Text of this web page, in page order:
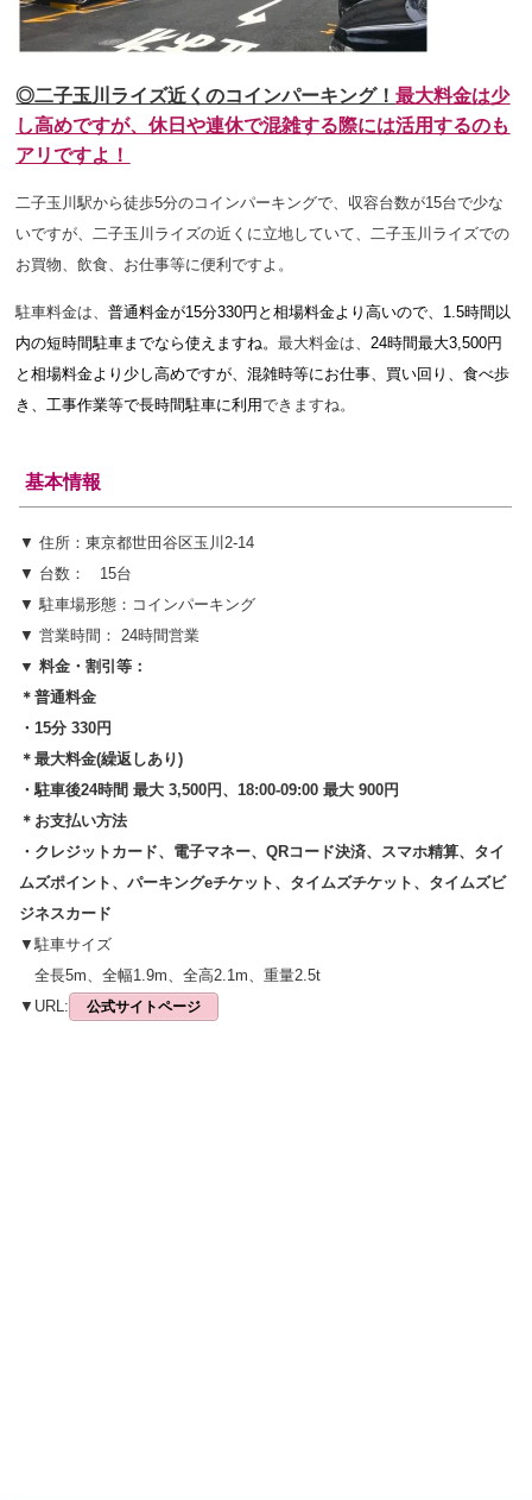
◎二子玉川ライズ近くのコインパーキング！最大料金は少
し高めですが、休日や連休で混雑する際には活用するのも
アリですよ！
二子玉川駅から徒歩5分のコインパーキングで、収容台数が15台で少な
いですが 、二子玉川ライズの近くに立地していて、二子玉川ライズでの
お買物、飲食、お仕事等に便利ですよ。
駐車料金は、普通料金が15分330円と相場料金より高いので、1.5時間以
内の短時間駐車までなら使えますね 。最大料金は、 24時間最大3,500円
と相場料金より少し高めですが 、混雑時等にお仕事、買い回り、食べ歩
き、工事作業等で長時間駐車に利用できますね。
基本情報
▼ 住所：東京都世田谷区玉川2-14
▼ 台数： 15台
▼ 駐車場形態：コインパーキング
▼ 営業時間： 24時間営業
▼ 料金・割引等：
＊普通料金
・15分 330円
＊最大料金(繰返しあり)
・駐車後24時間 最大 3,500円、18:00-09:00 最大 900円
＊お支払い方法
・クレジットカード、電子マネー、QRコード決済、スマホ精算、タイ
ムズポイント、パーキングeチケット、タイムズチケット、タイムズビ
ジネスカード
▼駐車サイズ
全長5m、全幅1.9m、全高2.1m、重量2.5t
▼URL:
公式サイトページ